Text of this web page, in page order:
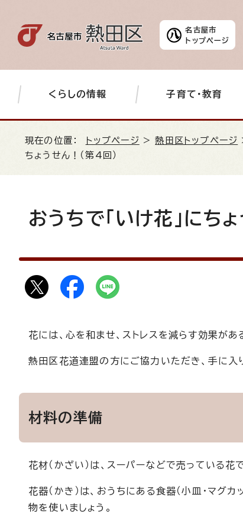
名古屋市
トップページ
くらしの情報 子育て・教育
現在の位置： トップページ >熱田区トップページ
ちょうせん！（第4回）
おうちで「いけ花」にち
花には、心を和ませ、ストレスを減らす効果が
熱田区花道連盟の方にご協力いただき、手に入
材料の準備
花材（かざい）は、スーパーなどで売っている花
花器（かき）は、おうちにある食器（小皿・マグ
物を使いましょう。